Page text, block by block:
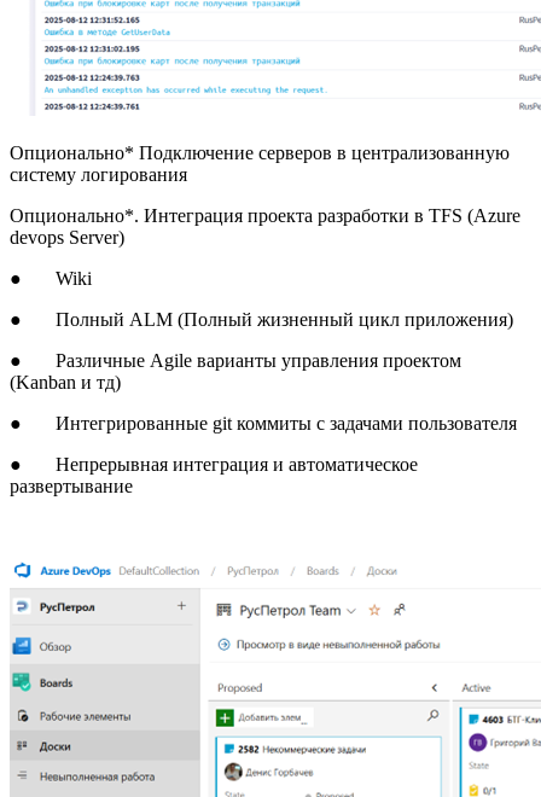
Опционально* Подключение серверов в централизованную
систему логирования
Опционально*. Интеграция проекта разработки в TFS (Azure
devops Server)
● Wiki
● Полный ALM (Полный жизненный цикл приложения)
● Различные Agile варианты управления проектом
(Kanban и тд)
● Интегрированные git коммиты с задачами пользователя
● Непрерывная интеграция и автоматическое
развертывание